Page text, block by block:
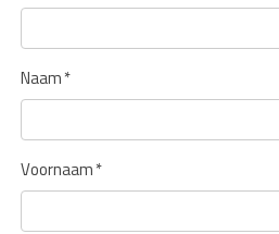
Naam*
Voornaam*